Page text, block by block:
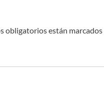
obligatorios están marcados